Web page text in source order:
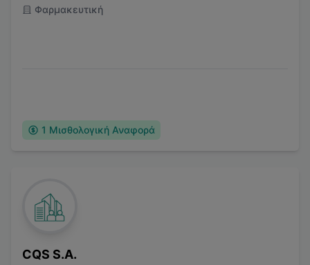
Φαρμακευτική
1 Μισθολογική Αναφορά
CQS S.A.